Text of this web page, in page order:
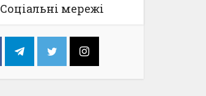
Соціальні мережі